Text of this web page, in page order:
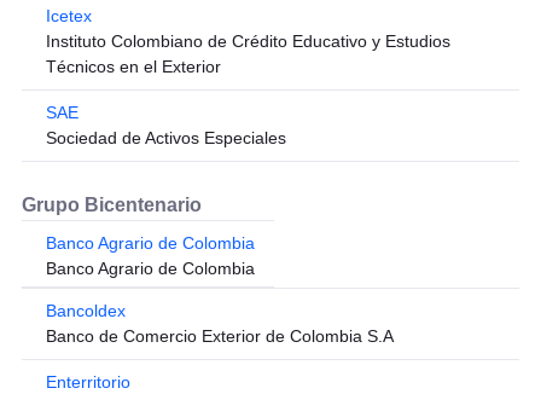
Icetex
Instituto Colombiano de Crédito Educativo y Estudios
Técnicos en el Exterior
SAE
Sociedad de Activos Especiales
Grupo Bicentenario
Banco Agrario de Colombia
Banco Agrario de Colombia
Bancoldex
Banco de Comercio Exterior de Colombia S.A
Enterritorio